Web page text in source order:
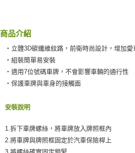
購買商品的店家。未經商家同意取消之訂單仍視
後付繳納相關費用。
※ 交易是否成功請以「AFTEE先享後付 」之結
客戶支援中心」https://
【注意事項】
權轉讓予恩沛科技股份有限公司。
https://aftee.tw/terms/#terms3
３．未成年的使用者請事先徵得法定代理人或監
「AFTEE先享後付」，若未經同意申辦者引起
任。
免運費
國際宅配-直送海外
商品介紹
‧立體3D碳纖維紋路，前衛時尚設計，增加
‧組裝簡單易安裝
‧適用7位號碼車牌，不會影響車輛的通行性
‧保護車牌與車身的接觸面
安裝說明
1.拆下車牌螺絲，將車牌放入牌照框內
2.將車牌與牌照框固定於汽車保險桿上